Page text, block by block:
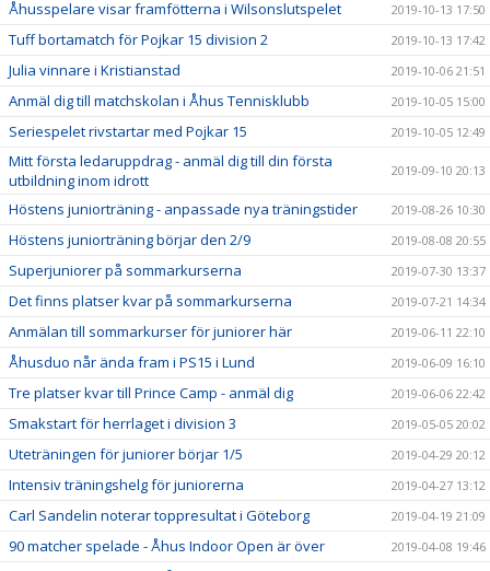
Åhusspelare visar framfötterna i Wilsonslutspelet 2019-10-13 17:50
Tuff bortamatch för Pojkar 15 division 2 2019-10-13 17:42
Julia vinnare i Kristianstad 2019-10-06 21:51
Anmäl dig till matchskolan i Åhus Tennisklubb 2019-10-05 15:00
Seriespelet rivstartar med Pojkar 15 2019-10-05 12:49
Mitt första ledaruppdrag - anmäl dig till din första
utbildning inom idrott
2019-09-10 20:13
Höstens juniorträning - anpassade nya träningstider 2019-08-26 10:30
Höstens juniorträning börjar den 2/9 2019-08-08 20:55
Superjuniorer på sommarkurserna 2019-07-30 13:37
Det finns platser kvar på sommarkurserna 2019-07-21 14:34
Anmälan till sommarkurser för juniorer här 2019-06-11 22:10
Åhusduo når ända fram i PS15 i Lund 2019-06-09 16:10
Tre platser kvar till Prince Camp - anmäl dig 2019-06-06 22:42
Smakstart för herrlaget i division 3 2019-05-05 20:02
Uteträningen för juniorer börjar 1/5 2019-04-29 20:12
Intensiv träningshelg för juniorerna 2019-04-27 13:12
Carl Sandelin noterar toppresultat i Göteborg 2019-04-19 21:09
90 matcher spelade - Åhus Indoor Open är över 2019-04-08 19:46